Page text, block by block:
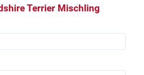
Terrier Mischling